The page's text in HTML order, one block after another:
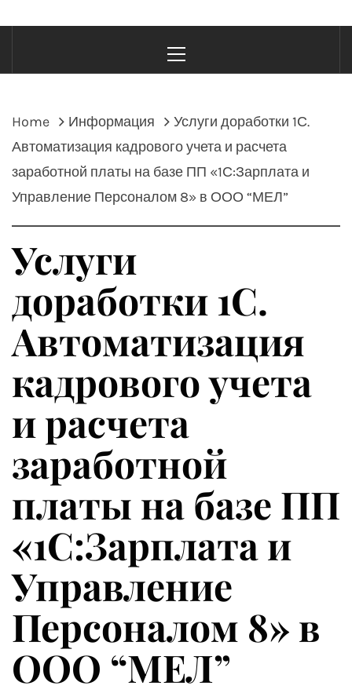
Menu
Home Информация
Услуги доработки 1С.
Автоматизация кадрового учета и расчета
заработной платы на базе ПП «1С:Зарплата и
Управление Персоналом 8» в ООО “МЕЛ”
Услуги
доработки 1С.
Автоматизация
кадрового учета
и расчета
заработной
платы на базе ПП
«1С:Зарплата и
Управление
Персоналом 8» в
ООО “МЕЛ”